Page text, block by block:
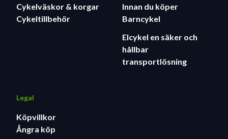
Cykelväskor & korgar
Cykeltillbehör
Innan du köper
Barncykel
Elcykel en säker och
hållbar
transportlösning
Legal
Köpvillkor
Ångra köp